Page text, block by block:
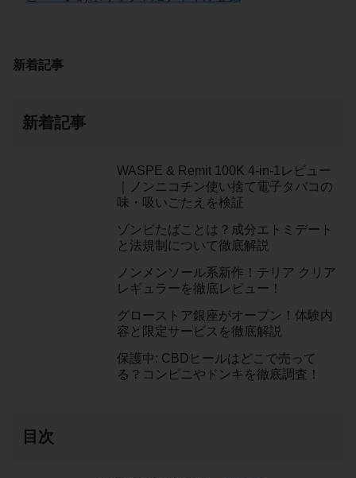
新着記事
新着記事
WASPE & Remit 100K 4-in-1レビュー
｜ノンニコチン使い捨て電子タバコの
味・吸いごたえを検証
ゾンビたばことは？成分エトミデート
と法規制について徹底解説
ノンメンソール系新作！テリア クリア
レギュラーを徹底レビュー！
グローストア銀座がオープン！体験内
容と限定サービスを徹底解説
保護中: CBDヒールはどこで売って
る？コンビニやドンキを徹底調査！
目次